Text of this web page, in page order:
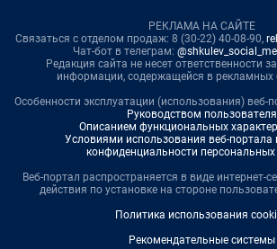
РЕКЛАМА НА САЙТЕ
Связаться с отделом продаж: 8 (30-22) 40-08-90,
Чат-бот в телеграм:
Редакция сайта не несет ответственности
информации, содержащейся в рекламных
Особенности эксплуатации (использования) веб-
Руководством пользователя
Описанием функциональных
Условиями использования веб-портала
конфиденциальности
Веб-портал распространяется в виде интернет-
действия по установке на стороне
Политика использования
Рекомендательные системы